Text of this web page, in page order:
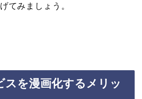
てみましょう。
スを漫画化するメリッ